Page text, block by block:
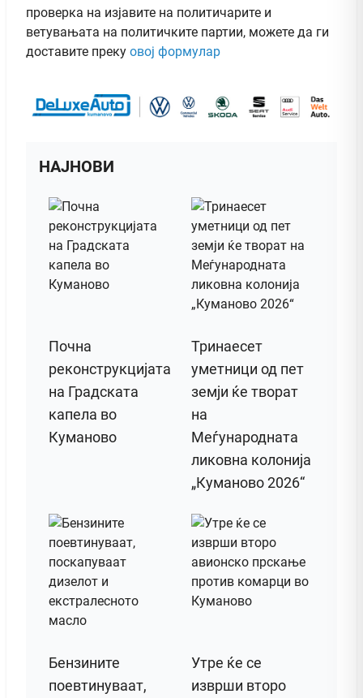
проверка на изјавите на политичарите и
ветувањата на политичките партии, можете да ги
доставите преку овој формулар
НАЈНОВИ
Почна
реконструкцијата
на Градската
капела во
Куманово
Тринаесет
уметници од пет
земји ќе творат
на
Меѓународната
ликовна колонија
„Куманово 2026“
Бензините
поевтинуваат,
Утре ќе се
изврши второ